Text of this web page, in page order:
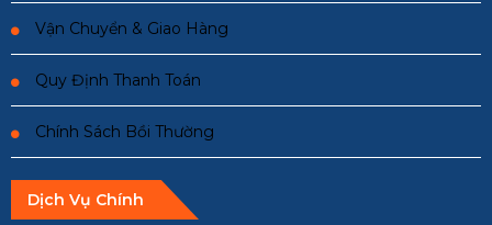
Vận Chuyển & Giao Hàng
Quy Định Thanh Toán
Chính Sách Bồi Thường
Dịch Vụ Chính